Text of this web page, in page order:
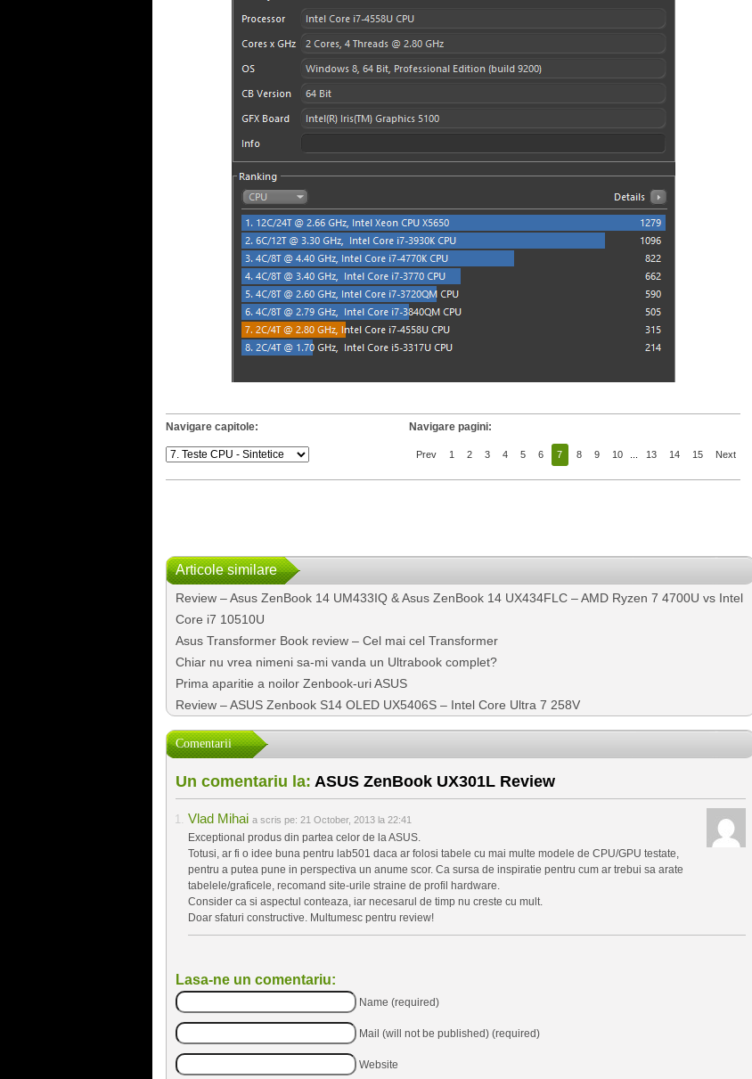
Navigare capitole: Navigare pagini:
Prev 1 2 3 4 5 6 7 8 9 10 13 14 15 Next
Articole similare
Review – Asus ZenBook 14 UM433IQ & Asus ZenBook 14 UX434FLC – AMD Ryzen 7 4700U vs Intel
Core i7 10510U
Asus Transformer Book review – Cel mai cel Transformer
Chiar nu vrea nimeni sa-mi vanda un Ultrabook complet?
Prima aparitie a noilor Zenbook-uri ASUS
Review – ASUS Zenbook S14 OLED UX5406S – Intel Core Ultra 7 258V
Comentarii
Un comentariu la: ASUS ZenBook UX301L Review
Vlad Mihai a scris pe: 21 October, 2013 la 22:41
Exceptional produs din partea celor de la ASUS.
Totusi, ar fi o idee buna pentru lab501 daca ar folosi tabele cu mai multe modele de CPU/GPU testate,
pentru a putea pune in perspectiva un anume scor. Ca sursa de inspiratie pentru cum ar trebui sa arate
tabelele/graficele, recomand site-urile straine de profil hardware.
Consider ca si aspectul conteaza, iar necesarul de timp nu creste cu mult.
Doar sfaturi constructive. Multumesc pentru review!
Lasa-ne un comentariu:
Name (required)
Mail (will not be published) (required)
Website